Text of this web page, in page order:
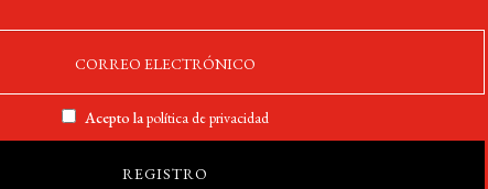
Acepto lapolítica de privacidad